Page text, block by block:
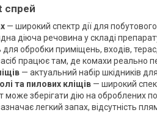
спрей
— широкий спектр дії для
діюча речовина у складі
обробки приміщень, входів,
працює там, де комахи реально
— актуальний набір шкідників
та пилових кліщів — широкий
може зберігати дію на оброблених
легкий запах, відсутність